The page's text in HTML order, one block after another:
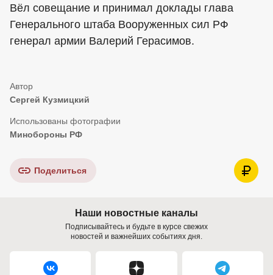
Вёл совещание и принимал доклады глава
Генерального штаба Вооруженных сил РФ
генерал армии Валерий Герасимов.
Сергей Кузмицкий
Минобороны РФ
Поделиться
Наши новостные каналы
Подписывайтесь и будьте в курсе свежих
новостей и важнейших событиях дня.